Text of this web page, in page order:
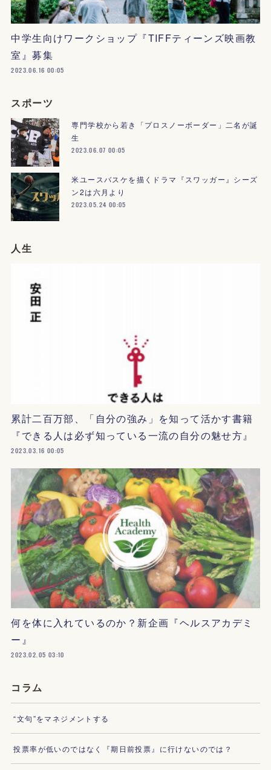
中学生向けワークショップ『TIFFティーンズ映画教
室』募集
2023.06.16 00:05
スポーツ
専門学校から若き「プロスノーボーダー」二名が誕
生
2023.06.07 00:05
米ユースバスケを描くドラマ『スワッガー』シーズ
ン2は六月より
2023.05.24 00:05
人生
累計二百万部、「自分の強み」を知って活かす書籍
『できる人は必ず知っている一流の自分の魅せ方』
2023.03.16 00:05
何を体に入れているのか？新企画『ヘルスアカデミ
ー』
2023.02.05 03:10
コラム
“文句”をマネジメントする
投票率が低いのではなく『期日前投票』に行けないのでは？